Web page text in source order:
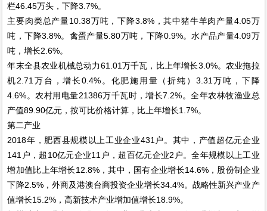
栏46.45万头，下降3.7%。
主要肉类总产量10.38万吨，下降3.8%，其中猪牛羊肉产量4.05万
吨，下降3.8%。禽蛋产量5.80万吨，下降0.9%。水产品产量4.09万
吨，增长2.6%。
年末全县农业机械总动力61.01万千瓦，比上年增长3.0%。农业拖拉
机2.71万台，增长0.4%。化肥施用量（折纯）3.31万吨，下降
4.6%。农村用电量21386万千瓦时，增长7.2%。全年农林牧渔业总
产值89.90亿元，按可比价格计算，比上年增长1.7%。
第二产业
2018年，肥西县规模以上工业企业431户。其中，产值超亿元企业
141户，超10亿元企业11户，超百亿元企业2户。全年规模以上工业
增加值比上年增长12.8%，其中，国有企业增长14.6%，股份制企业
下降2.5%，外商及港澳台商投资企业增长34.4%。战略性新兴产业产
值增长15.2%，高新技术产业增加值增长18.9%。